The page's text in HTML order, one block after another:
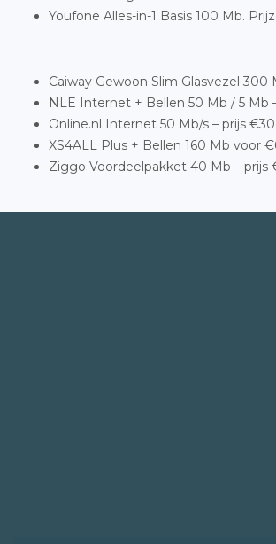
Youfone Alles-in-1 Basis 100 Mb.
Caiway Gewoon Slim Glasvezel 300
NLE Internet + Bellen 50 Mb / 5 Mb
Online.nl Internet 50 Mb/s – prijs €30
XS4ALL Plus + Bellen 160 Mb voor
Ziggo Voordeelpakket 40 Mb – prijs